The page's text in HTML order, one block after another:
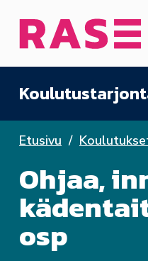
Etusivu
Etusivu
Ohjaa,
osp